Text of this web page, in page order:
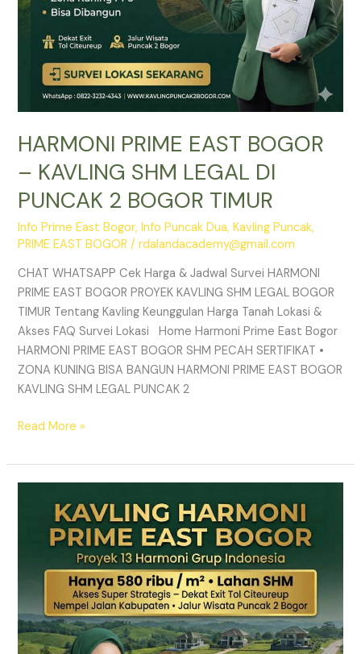
HARMONI PRIME EAST BOGOR
– KAVLING SHM LEGAL DI
PUNCAK 2 BOGOR TIMUR
Info Prime East Bogor,Info Puncak Dua,Kavling Puncak,
PRIME EAST BOGOR /rdalandacademy@gmail.com
CHAT WHATSAPP Cek Harga & Jadwal Survei HARMONI
PRIME EAST BOGOR PROYEK KAVLING SHM LEGAL BOGOR
TIMUR Tentang Kavling Keunggulan Harga Tanah Lokasi &
Akses FAQ Survei Lokasi Home Harmoni Prime East Bogor
HARMONI PRIME EAST BOGOR SHM PECAH SERTIFIKAT •
ZONA KUNING BISA BANGUN HARMONI PRIME EAST BOGOR
KAVLING SHM LEGAL PUNCAK 2
BOGOR
Read More »
MURAH
Puncak
Panduan
Lengkap